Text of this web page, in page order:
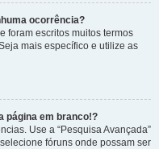
ocorrência?
foram escritos muitos termos
mais específico e utilize as
página em branco!?
Use a “Pesquisa Avançada”
fóruns onde possam ser